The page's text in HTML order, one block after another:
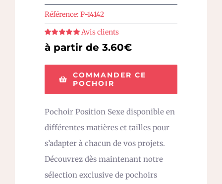
Référence: P-14142
Note sur 5
Avis clients
à partir de 3.60€
COMMANDER CE
POCHOIR
Pochoir Position Sexe disponible en
différentes matières et tailles pour
s’adapter à chacun de vos projets.
Découvrez dès maintenant notre
sélection exclusive de pochoirs